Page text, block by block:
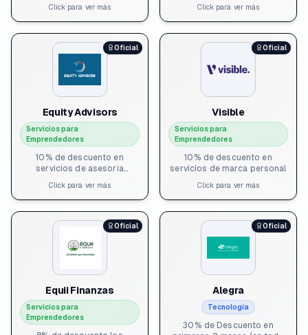
Click para ver más Click para ver más
Oficial
Equity Advisors
Servicios para
Emprendedores
10% de descuento en
servicios de asesoría
Gratis
Click para ver más
Oficial
Visible
Servicios para
Emprendedores
10% de descuento en
servicios de marca personal
Click para ver más
Oficial
Equii Finanzas
Servicios para
Emprendedores
Oficial
Alegra
Tecnología
30% de Descuento en